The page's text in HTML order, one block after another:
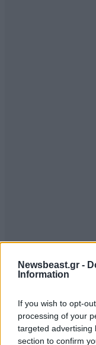
Newsbeast.gr -
Information
If you wish to opt-
processing of your
targeted advertising
section to confirm